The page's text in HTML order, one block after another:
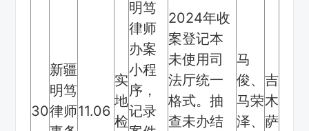
30
新疆
明笃
律师11.06
实
地
检
明笃
律师
办案
小程
序，
记录
2024年收
案登记本
未使用司
法厅统一
格式。抽
查未办结
马
俊、
马荣
泽、
吉
木
萨